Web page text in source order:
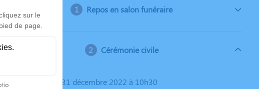
Repos en salon funéraire
Cérémonie civile
Le samedi 31 décembre 2022 à 10h30